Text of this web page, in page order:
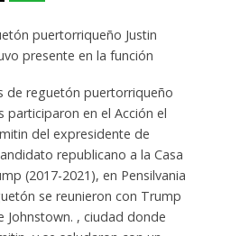
puertorriqueño Justin
presente en la función
de reguetón puertorriqueño
participaron en el Acción el
del expresidente de
republicano a la Casa
(2017-2021), en Pensilvania
se reunieron con Trump
Johnstown. , ciudad donde